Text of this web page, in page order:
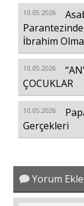
10.05.2026
İbrahim
10.05.2026
ÇOCUKLAR
10.05.2026
Gerçekleri
Yorum Ekle